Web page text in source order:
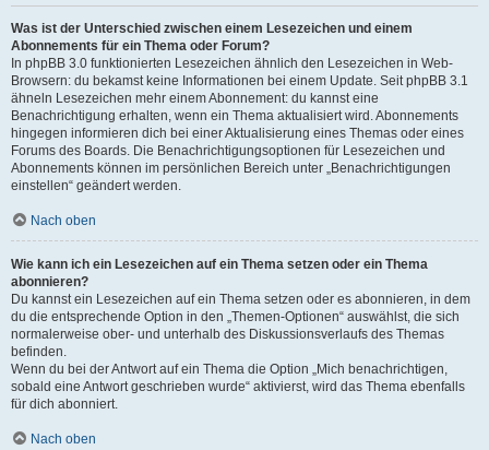
Was ist der Unterschied zwischen einem Lesezeichen und einem
Abonnements für ein Thema oder Forum?
In phpBB 3.0 funktionierten Lesezeichen ähnlich den Lesezeichen in Web-
Browsern: du bekamst keine Informationen bei einem Update. Seit phpBB 3.1
ähneln Lesezeichen mehr einem Abonnement: du kannst eine
Benachrichtigung erhalten, wenn ein Thema aktualisiert wird. Abonnements
hingegen informieren dich bei einer Aktualisierung eines Themas oder eines
Forums des Boards. Die Benachrichtigungsoptionen für Lesezeichen und
Abonnements können im persönlichen Bereich unter „Benachrichtigungen
einstellen“ geändert werden.
Nach oben
Wie kann ich ein Lesezeichen auf ein Thema setzen oder ein Thema
abonnieren?
Du kannst ein Lesezeichen auf ein Thema setzen oder es abonnieren, in dem
du die entsprechende Option in den „Themen-Optionen“ auswählst, die sich
normalerweise ober- und unterhalb des Diskussionsverlaufs des Themas
befinden.
Wenn du bei der Antwort auf ein Thema die Option „Mich benachrichtigen,
sobald eine Antwort geschrieben wurde“ aktivierst, wird das Thema ebenfalls
für dich abonniert.
Nach oben